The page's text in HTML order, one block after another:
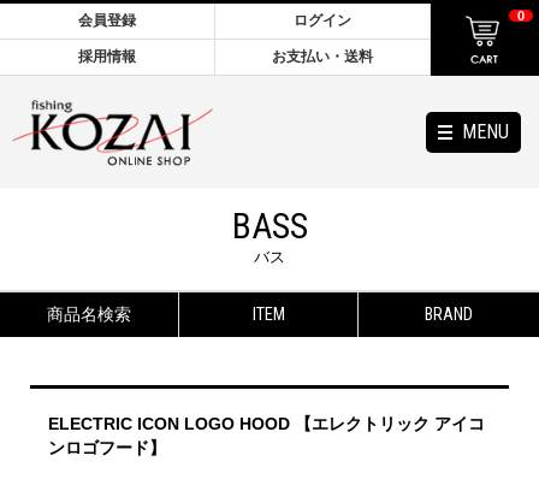
MENU
会員登録 ログイン
採用情報 お支払い・送料
0
BASS
バス
商品名検索 ITEM BRAND
ELECTRIC ICON LOGO HOOD 【エレクトリック アイコ
ンロゴフード】